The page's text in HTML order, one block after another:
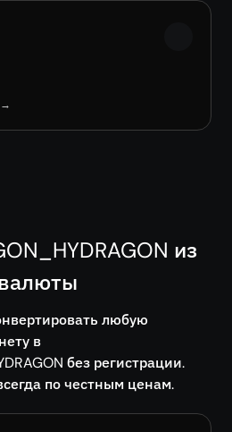
→
из
любую
в
без регистрации.
по честным ценам.